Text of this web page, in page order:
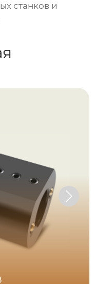
станков и